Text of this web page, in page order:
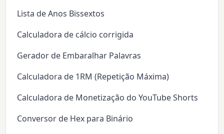
Lista de Anos Bissextos
Calculadora de cálcio corrigida
Gerador de Embaralhar Palavras
Calculadora de 1RM (Repetição Máxima)
Calculadora de Monetização do YouTube Shorts
Conversor de Hex para Binário